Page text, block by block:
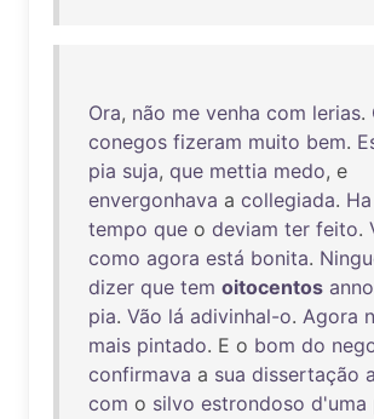
Ora, não me venha com lerias.
conegos fizeram muito bem.
pia suja, que mettia medo, e
envergonhava a collegiada. Ha
tempo que o deviam ter feito.
como agora está bonita.
dizer que tem oitocentos
pia. Vão lá adivinhal-o. Agora
mais pintado. E o bom do
confirmava a sua dissertação
com o silvo estrondoso d'uma